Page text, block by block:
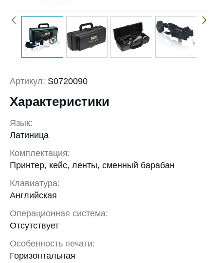
Артикул: S0720090
Характеристики
Язык:
Латиница
Комплектация:
Принтер, кейс, ленты, сменный барабан
Клавиатура:
Английская
Операционная система:
Отсутствует
Особенность печати:
Горизонтальная